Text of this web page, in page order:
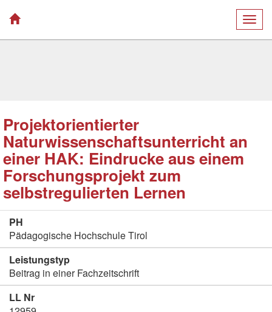
Projektorientierter
Naturwissenschaftsunterricht an
einer HAK: Eindrucke aus einem
Forschungsprojekt zum
selbstregulierten Lernen
PH
Pädagogische Hochschule Tirol
Leistungstyp
Beitrag in einer Fachzeitschrift
LL Nr